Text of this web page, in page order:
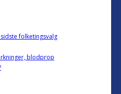
folketingsvalg
blodprop